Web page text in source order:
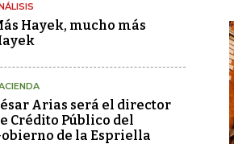
Hayek, mucho más
Arias será el director
Crédito Público del
de la Espriella